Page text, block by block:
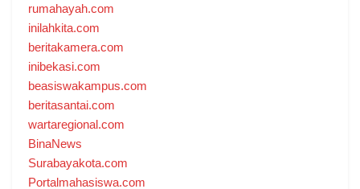
rumahayah.com
inilahkita.com
beritakamera.com
inibekasi.com
beasiswakampus.com
beritasantai.com
wartaregional.com
BinaNews
Surabayakota.com
Portalmahasiswa.com